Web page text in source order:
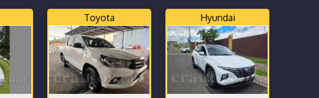
Toyota Hyundai